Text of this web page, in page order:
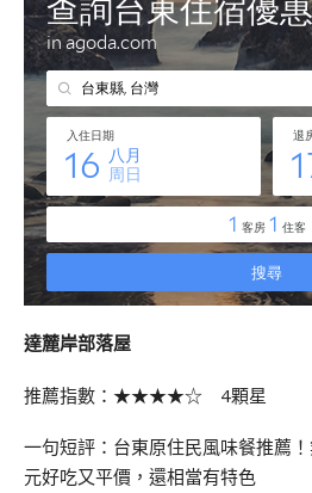
達麓岸部落屋
推薦指數：★★★★☆ 4顆星
一句短評：台東原住民風味餐推薦
元好吃又平價，還相當有特色